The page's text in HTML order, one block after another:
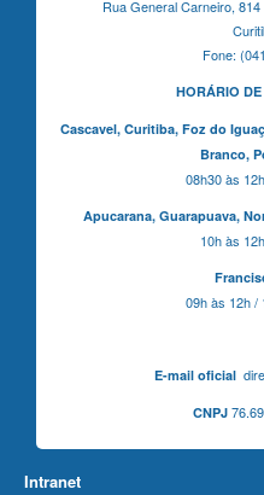
Rua General Carneiro,
Fone:
HORÁRIO
Cascavel, Curitiba,Foz do
Branco,
08h30 às
Apucarana, Guarapuava,
10h às
09h às 12h /
E-mail oficial
CNPJ
Intranet